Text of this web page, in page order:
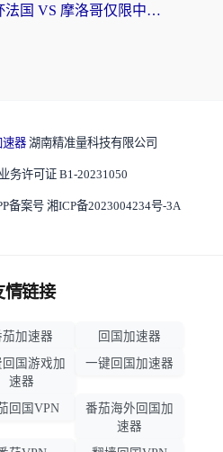
在国外看世界杯法国 VS 摩洛哥仅限中国大陆？海外党这样看中文解说赛事不卡顿
速器 湖南精准量科技有限公司
务许可证 B1-20231050
备案号 湘ICP备2023004234号-3A
情链接
茄加速器
回国加速器
国游戏加
速器
一键回国加速器
回国VPN
番茄海外回国加
速器